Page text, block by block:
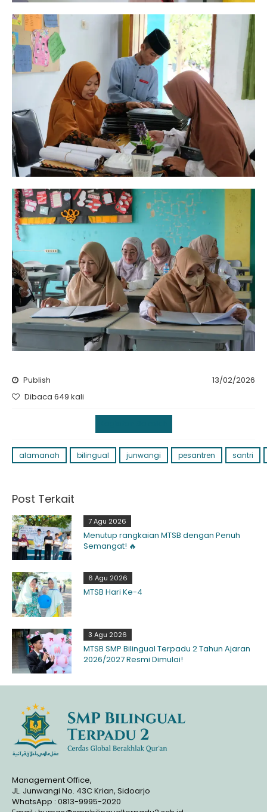
Publish
13/02/2026
Dibaca 649 kali
alamanah bilingual junwangi pesantren santri
Post Terkait
7 Agu 2026
Menutup rangkaian MTSB dengan Penuh
Semangat! 🔥
6 Agu 2026
MTSB Hari Ke-4
3 Agu 2026
MTSB SMP Bilingual Terpadu 2 Tahun Ajaran
2026/2027 Resmi Dimulai!
Management Office,
JL. Junwangi No. 43C Krian, Sidoarjo
WhatsApp : 0813-9995-2020